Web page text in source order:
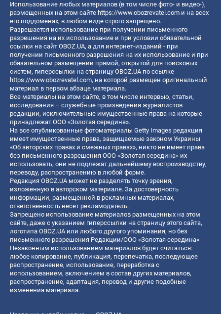
Использование любых материалов (в том числе фото- и видео-),
размещенных на этом сайте https://www.obozrevatel.com и на всех
его поддоменах, в любом виде строго запрещено.
Разрешается использование при получении письменного
разрешения на их использование и при условии обязательной
ссылки на сайт OBOZ.UA, а для интернет-изданий - при
получении письменного разрешения на их использование и при
обязательном размещении прямой, открытой для поисковых
систем, гиперссылки на страницу OBOZ.UA по ссылке
https://www.obozrevatel.com, на которой размещен оригинальный
материал в первом абзаце материала.
Все материалы на этом сайте, в том числе интервью, статьи,
исследования – служебные произведения журналистов
редакции, исключительные имущественные права на которые
принадлежат ООО «Золотая середина».
На все опубликованные фотоматериалы Getty Images редакция
имеет имущественные права, защищаемые законом Украины
«Об авторских правах и смежных правах», никто не имеет права
без письменного разрешения ООО «Золотая середина» их
использовать, они не подлежат дальнейшему воспроизводству,
переводу, распространению в любой форме.
Редакция OBOZ.UA может не разделять точку зрения,
изложенную в авторском материале. За достоверность
информации, размещенной в рекламных материалах,
ответственность несет рекламодатель.
Запрещено использование материалов размещенных на этом
сайте, даже с указанием гиперссылки на страницу этого сайта,
логотипа OBOZ.UA или любого другого упоминания, но без
письменного разрешения Редакции/ООО «Золотая середина»
Незаконным использованием материалов будет считаться:
любое копирование, публикация, перепечатка, последующее
распространение, использование, переработка с
использованием, включением в состав других материалов,
распространение, адаптация, перевод и другие подобные
изменения материала.